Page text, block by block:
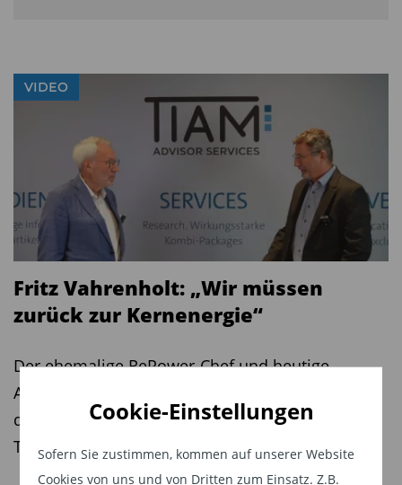
Cookie-Einstellungen
Sofern Sie zustimmen, kommen auf unserer Website
Cookies von uns und von Dritten zum Einsatz. Z.B.
VIDEO
Fritz Vahrenholt: „Wir müssen
zurück zur Kernenergie“
Der ehemalige RePower-Chef und heutige
Aufsichtsratschef der Aurubis AG, kritisiert den
deutschen Alleingang bei der Energiepolitik im
TiAM FundResearch-Interview scharf.